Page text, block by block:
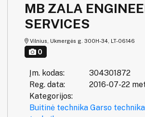
MB ZALA
SERVICES
Vilnius, Ukmergės g. 300H-34, LT-06146
0
Įm. kodas:
304301872
Reg. data:
2016-07-22
Kategorijos:
Buitinė technika Garso technika